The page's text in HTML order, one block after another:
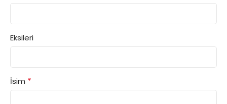
Eksileri
İsim *